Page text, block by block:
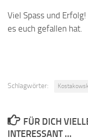
Viel Spass und
es euch gefallen hat.
Schlagwörter:
FÜR DICH
INTERESSANT …